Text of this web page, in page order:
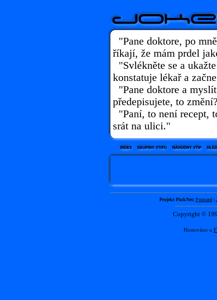
"Pane doktore, po
říkají, že mám prdel
"Svlékněte se a
konstatuje lékař a
"Pane doktore a
předepisujete, to
"Paní, to není recept,
srát na ulici."
Projekt PinkNet: Postcard|
Copyright ©
Hostováno u